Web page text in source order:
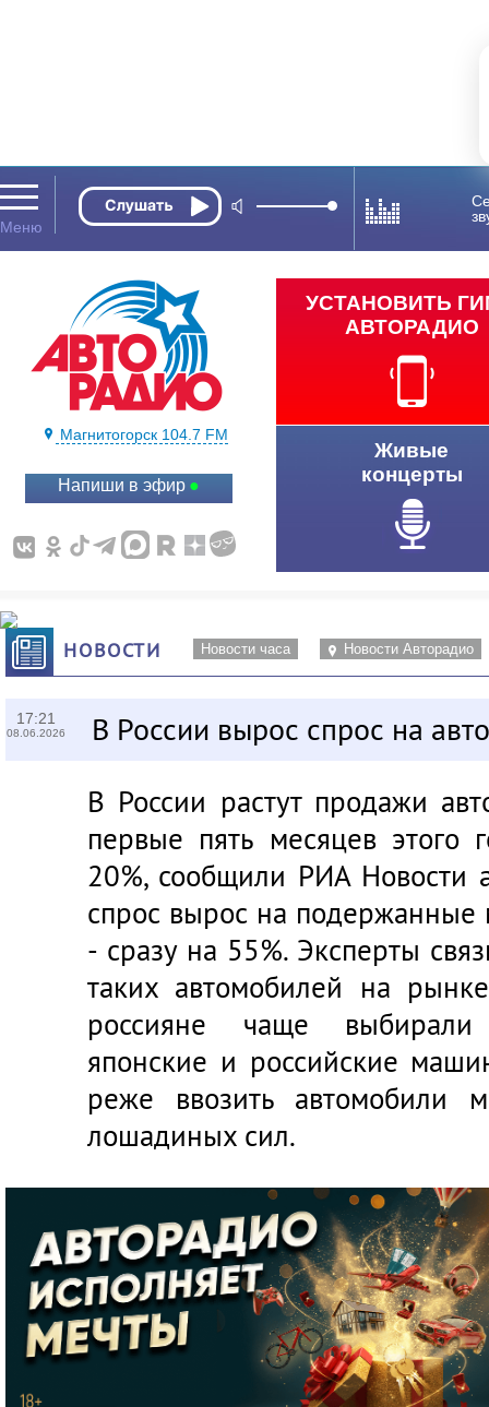
Магнитогорск 104.7 FM
Напиши в эфир
УСТАНОВИТЬ
АВТОРАДИО
Живые
концерты
НОВОСТИ Новости часа Новости Авторадио
17:21
08.06.2026 В России вырос спрос на
В России растут продажи
первые пять месяцев этого
20%, сообщили РИА Новости
спрос вырос на
- сразу на 55%. Эксперты
таких автомобилей на
россияне чаще выбирали
японские и российские
реже ввозить автомобили
лошадиных сил.